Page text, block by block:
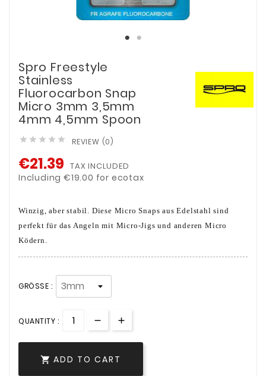
Spro Freestyle
Stainless
Fluorocarbon Snap
Micro 3mm 3,5mm
4mm 4,5mm Spoon
     REVIEW (0)
€21.39 TAX INCLUDED
Including €19.00 for ecotax
Winzig, aber stabil. Diese Micro Snaps aus Edelstahl sind
perfekt für das Angeln mit Micro-Jigs und anderen Micro
Ködern.
GRÖSSE :
QUANTITY :
 ADD TO CART